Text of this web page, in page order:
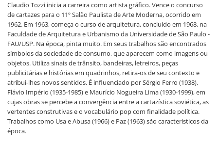
Claudio Tozzi inicia a carreira como artista gráfico. Vence o concurso
de cartazes para o 11º Salão Paulista de Arte Moderna, ocorrido em
1962. Em 1963, começa o curso de arquitetura, concluído em 1968, na
Faculdade de Arquitetura e Urbanismo da Universidade de São Paulo -
FAU/USP. Na época, pinta muito. Em seus trabalhos são encontrados
símbolos da sociedade de consumo, que aparecem como imagens ou
objetos. Utiliza sinais de trânsito, bandeiras, letreiros, peças
publicitárias e histórias em quadrinhos, retira-os de seu contexto e
atribui-lhes novos sentidos. É influenciado por Sérgio Ferro (1938),
Flávio Império (1935-1985) e Maurício Nogueira Lima (1930-1999), em
cujas obras se percebe a convergência entre a cartazística soviética, as
vertentes construtivas e o vocabulário pop com finalidade política.
Trabalhos como Usa e Abusa (1966) e Paz (1963) são característicos da
época.